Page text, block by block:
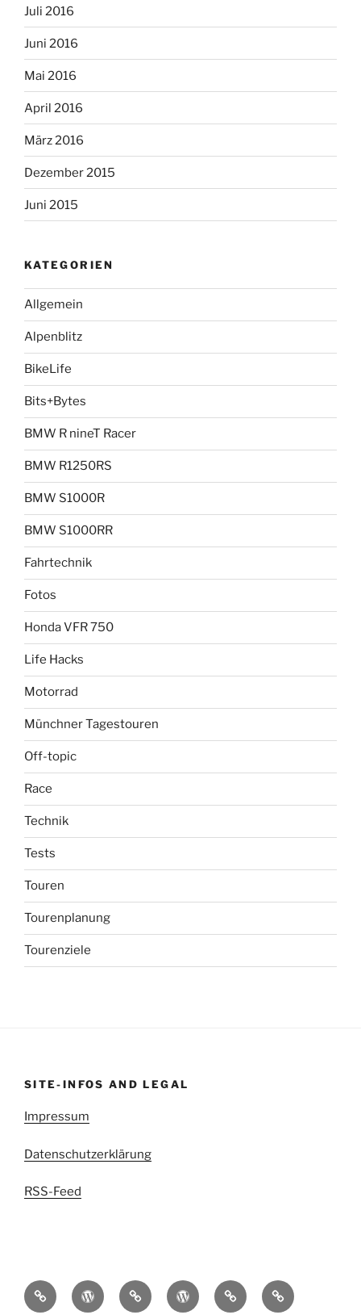
Juli 2016
Juni 2016
Mai 2016
April 2016
März 2016
Dezember 2015
Juni 2015
KATEGORIEN
Allgemein
Alpenblitz
BikeLife
Bits+Bytes
BMW R nineT Racer
BMW R1250RS
BMW S1000R
BMW S1000RR
Fahrtechnik
Fotos
Honda VFR 750
Life Hacks
Motorrad
Münchner Tagestouren
Off-topic
Race
Technik
Tests
Touren
Tourenplanung
Tourenziele
SITE-INFOS AND LEGAL
Impressum
Datenschutzerklärung
RSS-Feed
kettenritzel.ccGriesgram999
Mit
der
EDIGIXXERBlindschleiche.CH
RedSpade